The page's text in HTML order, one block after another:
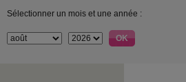
Sélectionner un mois et une année :